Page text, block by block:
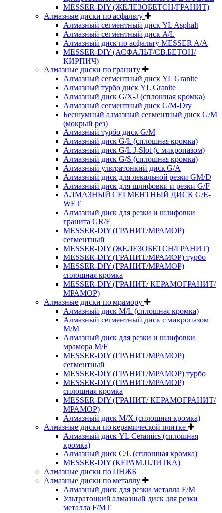
MESSER-DIY (ЖЕЛЕЗОБЕТОН/ГРАНИТ)
Алмазные диски по асфальту
Алмазный сегментный диск YL Asphalt
Алмазный сегментный диск A/L
Алмазный диск по асфальту MESSER A/A
MESSER-DIY (АСФАЛЬТ/СВ.БЕТОН/
КИРПИЧ)
Алмазные диски по граниту
Алмазный сегментный диск YL Granite
Алмазный турбо диск YL Granite
Алмазный диск G/X-J (сплошная кромка)
Алмазный сегментный диск G/M-Dry
Бесшумный алмазный сегментный диск G/M
(мокрый рез)
Алмазный турбо диск G/M
Алмазный диск G/L (сплошная кромка)
Алмазный диск G/L J-Slot (с микропазом)
Алмазный диск G/S (сплошная кромка)
Алмазный ультратонкий диск G/A
Алмазный диск для лекальной резки GM/D
Алмазный диск для шлифовки и резки G/F
АЛМАЗНЫЙ СЕГМЕНТНЫЙ ДИСК G/E-
WET
Алмазный диск для резки и шлифовки
гранита GR/F
MESSER-DIY (ГРАНИТ/МРАМОР)
сегментный
MESSER-DIY (ЖЕЛЕЗОБЕТОН/ГРАНИТ)
MESSER-DIY (ГРАНИТ/МРАМОР) турбо
MESSER-DIY (ГРАНИТ/МРАМОР)
сплошная кромка
MESSER-DIY (ГРАНИТ/ КЕРАМОГРАНИТ/
МРАМОР)
Алмазные диски по мрамору
Алмазный диск M/L (сплошная кромка)
Алмазный сегментный диск с микропазом
M/M
Алмазный диск для резки и шлифовки
мрамора M/F
MESSER-DIY (ГРАНИТ/МРАМОР)
сегментный
MESSER-DIY (ГРАНИТ/МРАМОР) турбо
MESSER-DIY (ГРАНИТ/МРАМОР)
сплошная кромка
MESSER-DIY (ГРАНИТ/ КЕРАМОГРАНИТ/
МРАМОР)
Алмазный диск M/X (сплошная кромка)
Алмазные диски по керамической плитке
Алмазный диск YL Ceramics (сплошная
кромка)
Алмазный диск C/L (сплошная кромка)
MESSER-DIY (КЕРАМ.ПЛИТКА)
Алмазные диски по ПНЖБ
Алмазные диски по металлу
Алмазный диск для резки металла F/M
Ультратонкий алмазный диск для резки
металла F/MT